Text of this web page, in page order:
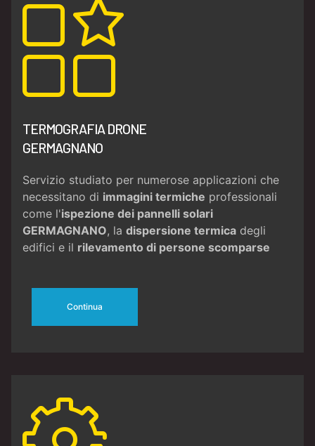
TERMOGRAFIA DRONE
GERMAGNANO
Servizio studiato per numerose applicazioni che
necessitano di immagini termiche professionali
come l'ispezione dei pannelli solari
GERMAGNANO, la dispersione termica degli
edifici e il rilevamento di persone scomparse
Continua